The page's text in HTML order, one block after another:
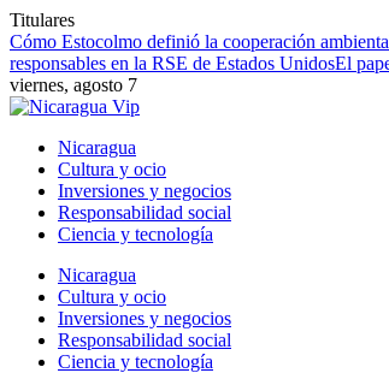
Titulares
Cómo Estocolmo definió la cooperación
responsables en la RSE de Estados UnidosEl
viernes, agosto 7
Nicaragua
Cultura y ocio
Inversiones y negocios
Responsabilidad social
Ciencia y tecnología
Nicaragua
Cultura y ocio
Inversiones y negocios
Responsabilidad social
Ciencia y tecnología